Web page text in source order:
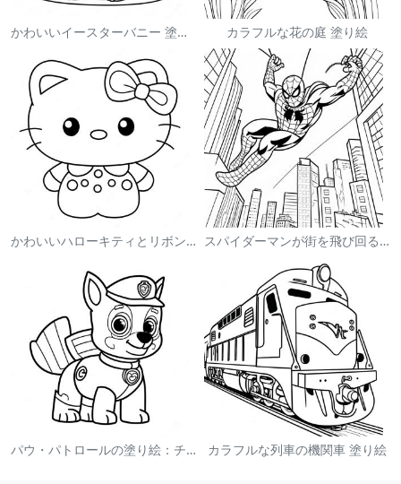
かわいいイースターバニー 塗り絵 カラフルな花の庭 塗り絵
かわいいハローキティとリボンの塗り絵 スパイダーマンが街を飛び回る塗り絵
パウ・パトロールの塗り絵：チェイス カラフルな列車の機関車 塗り絵